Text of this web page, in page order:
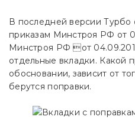
В последней версии Турбо
приказам Минстроя РФ от
Минстроя РФ от
отдельные вкладки. Какой
обосновании, зависит от
берутся поправки.